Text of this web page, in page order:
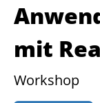
mit
Workshop